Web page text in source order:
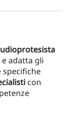
adatta gli
specifiche
con